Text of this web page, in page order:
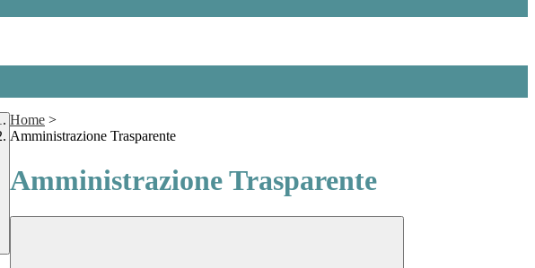
Home >
Amministrazione Trasparente
Amministrazione Trasparente